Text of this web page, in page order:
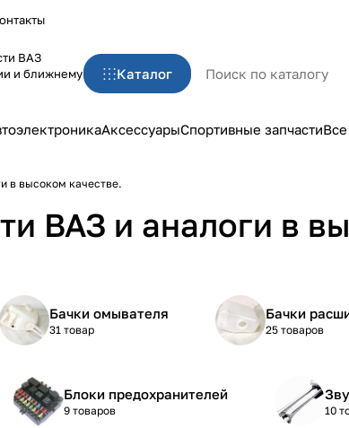
ВАЗ
и ближнему
Каталог
АксессуарыСпортивные запчасти
в высоком качестве.
ВАЗ и аналоги в
Бачки омывателя
31 товар
Бачки
25 товаров
Блоки предохранителей
9 товаров 10